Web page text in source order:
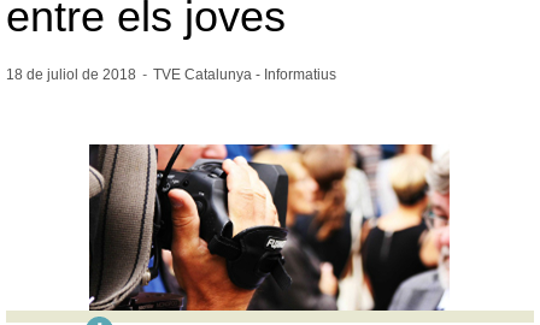
entre els joves
18 de juliol de 2018 - TVE Catalunya - Informatius